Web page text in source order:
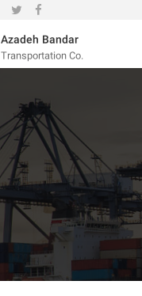
Azadeh Bandar
Transportation Co.